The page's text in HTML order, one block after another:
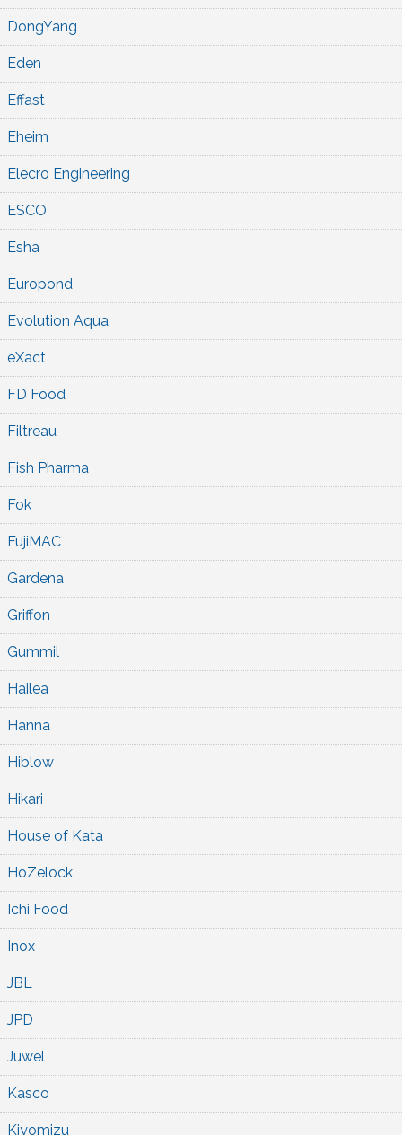
DongYang
Eden
Effast
Eheim
Elecro Engineering
ESCO
Esha
Europond
Evolution Aqua
eXact
FD Food
Filtreau
Fish Pharma
Fok
FujiMAC
Gardena
Griffon
Gummil
Hailea
Hanna
Hiblow
Hikari
House of Kata
HoZelock
Ichi Food
Inox
JBL
JPD
Juwel
Kasco
Kiyomizu